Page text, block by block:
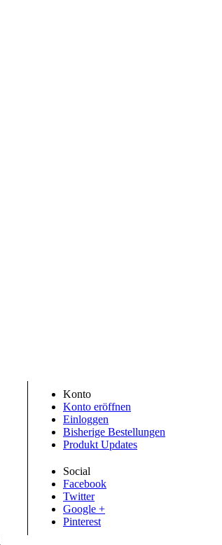
Konto
Konto eröffnen
Einloggen
Bisherige Bestellungen
Produkt Updates
Social
Facebook
Twitter
Google +
Pinterest